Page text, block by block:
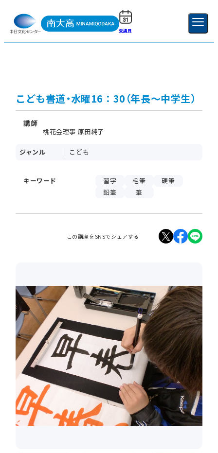
受講日 新規登録
こども書道・水曜16：30（年長～中学生）
講師
桃花会理事 原田純子
ジャンル こども
キーワード 習字 毛筆
硬筆
鉛筆
筆
この講座をSNSでシェアする